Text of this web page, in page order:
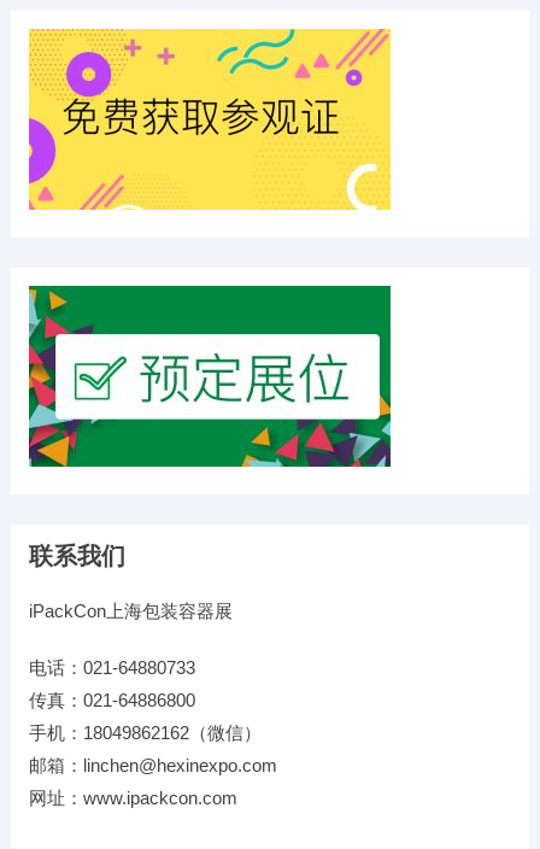
联系我们
iPackCon上海包装容器展
电话：021-64880733
传真：021-64886800
手机：18049862162（微信）
邮箱：linchen@hexinexpo.com
网址：www.ipackcon.com